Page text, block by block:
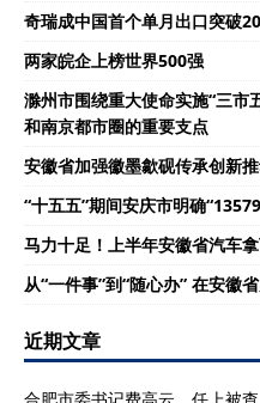
奇瑞成中国首个单月出口突破
两家皖企上榜世界500强
滁州市围绕重大使命实施“三
和南京都市圈的重要支点
安徽省加强徽墨歙砚传承创新
“十五五”期间安庆市明确
马力十足！上半年安徽省汽车
从“一件事”到“随心办” 在安徽
近期文章